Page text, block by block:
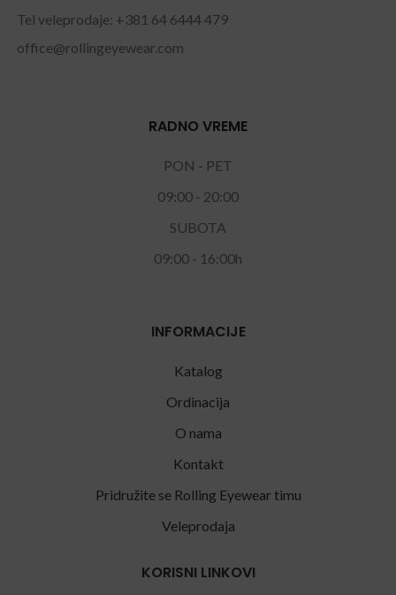
Tel veleprodaje: +381 64 6444 479
office@rollingeyewear.com
RADNO VREME
PON - PET
09:00 - 20:00
SUBOTA
09:00 - 16:00h
INFORMACIJE
Katalog
Ordinacija
O nama
Kontakt
Pridružite se Rolling Eyewear timu
Veleprodaja
KORISNI LINKOVI